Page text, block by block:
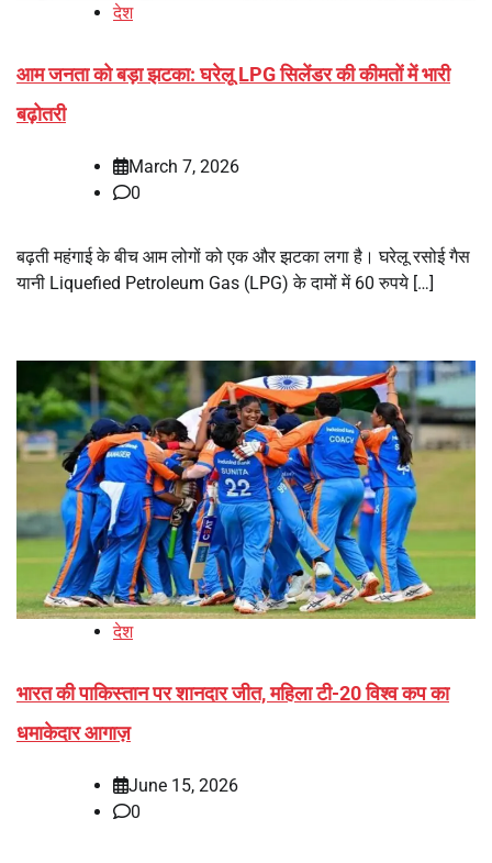
देश
आम जनता को बड़ा झटका: घरेलू LPG सिलेंडर की कीमतों में भारी
बढ़ोतरी
March 7, 2026
0
बढ़ती महंगाई के बीच आम लोगों को एक और झटका लगा है। घरेलू रसोई गैस
यानी Liquefied Petroleum Gas (LPG) के दामों में 60 रुपये […]
देश
भारत की पाकिस्तान पर शानदार जीत, महिला टी-20 विश्व कप का
धमाकेदार आगाज़
June 15, 2026
0